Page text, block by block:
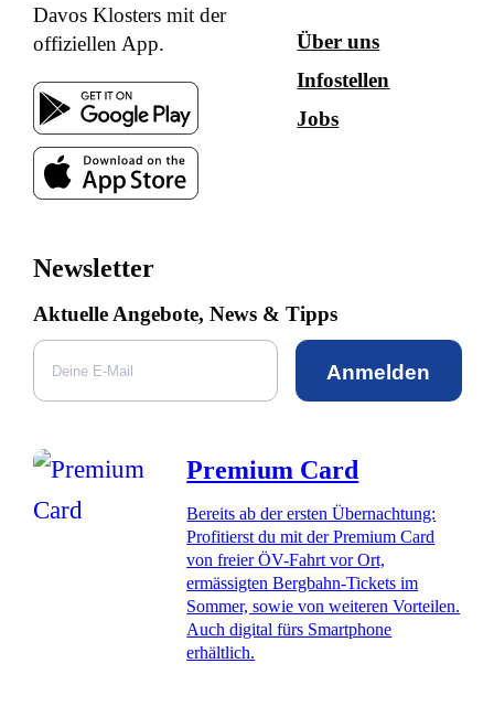
Davos Klosters mit der
offiziellen App.
Über uns
Infostellen
Jobs
Newsletter
Aktuelle Angebote, News & Tipps
Anmelden
Premium Card
Bereits ab der ersten Übernachtung:
Profitierst du mit der Premium Card
von freier ÖV-Fahrt vor Ort,
ermässigten Bergbahn-Tickets im
Sommer, sowie von weiteren Vorteilen.
Auch digital fürs Smartphone
erhältlich.